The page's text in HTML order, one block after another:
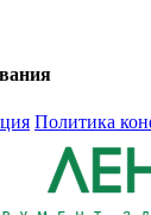
Политика